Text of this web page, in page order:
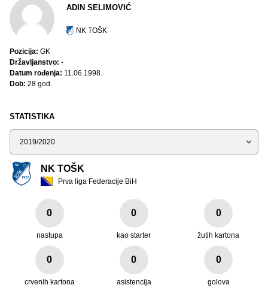
STATISTIKA
Sezona
NK TOŠK
Prva liga Federacije BiH
0
nastupa
0
kao starter
0
žutih kartona
0
crvenih kartona
0
asistencija
0
golova
ADIN SELIMOVIĆ
NK TOŠK
Pozicija: GK
Državljanstvo: -
Datum rođenja: 11.06.1998.
Dob: 28 god.